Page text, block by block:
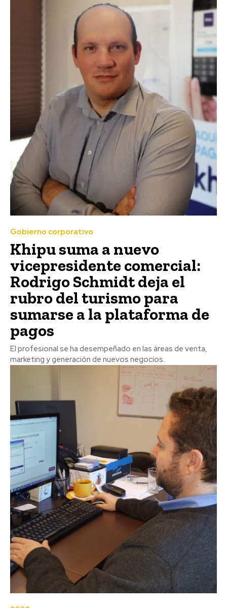
Gobierno corporativo
Khipu suma a nuevo
vicepresidente comercial:
Rodrigo Schmidt deja el
rubro del turismo para
sumarse a la plataforma de
pagos
El profesional se ha desempeñado en las áreas de venta,
marketing y generación de nuevos negocios.